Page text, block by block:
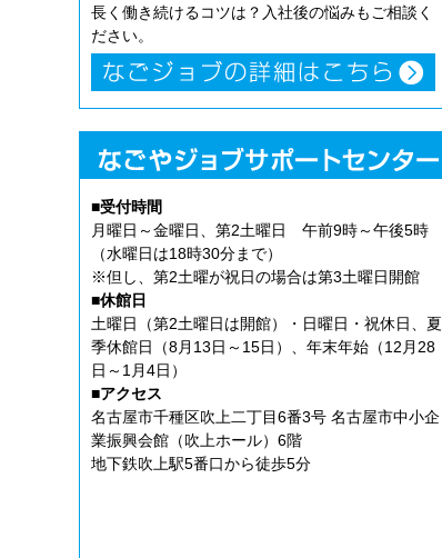
長く働き続けるコツは？入社後の悩みもご相談く
ださい。
■受付時間
月曜日～金曜日、第2土曜日 午前9時～午後5時
（水曜日は18時30分まで）
※但し、第2土曜が祝日の場合は第3土曜日開館
■休館日
土曜日（第2土曜日は開館）・日曜日・祝休日、夏
季休館日（8月13日～15日）、年末年始（12月28
日～1月4日）
■アクセス
名古屋市千種区吹上二丁目6番3号 名古屋市中小企
業振興会館（吹上ホール）6階
地下鉄吹上駅5番口から徒歩5分